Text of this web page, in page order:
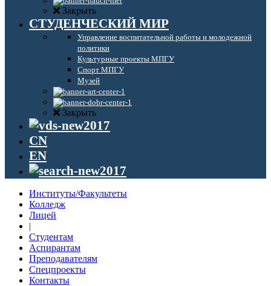
Закрыть
СТУДЕНЧЕСКИЙ МИР
Управление воспитательной работы и молодежной
политики
Культурные проекты МПГУ
Спорт МПГУ
Музей
Закрыть
CN
EN
Институты/Факультеты
Колледж
Лицей
|
Студентам
Аспирантам
Преподавателям
Спецпроекты
Контакты